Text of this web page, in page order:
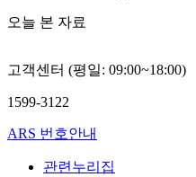
오늘 본 자료
고객센터 (평일: 09:00~18:00)
1599-3122
ARS 번호안내
관련누리집